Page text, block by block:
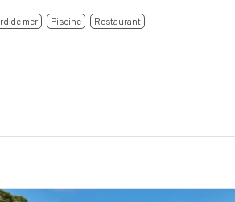
de mer Piscine Restaurant